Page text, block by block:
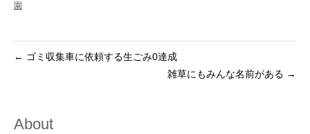
園
← ゴミ収集車に依頼する生ごみ0達成
雑草にもみんな名前がある →
About